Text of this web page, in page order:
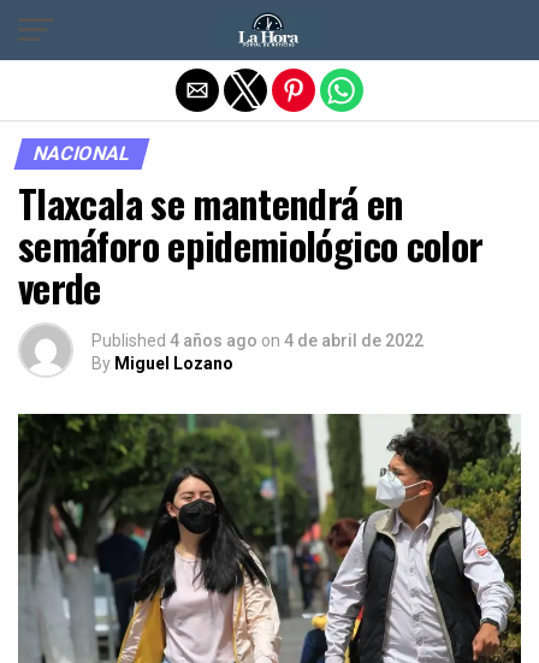
NACIONAL
Tlaxcala se mantendrá en
semáforo epidemiológico color
verde
Published 4 años ago on 4 de abril de 2022
By Miguel Lozano
Salir de la versión móvil